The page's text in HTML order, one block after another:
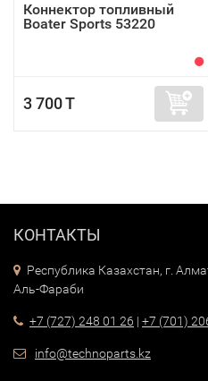
Коннектор топливный
Boater Sports 53220
3 700 T
КОНТАКТЫ
Республика Казахстан, г.
Аль-Фараби
+7 (727) 248 01 26 | +7 (701)
info@technoparts.kz